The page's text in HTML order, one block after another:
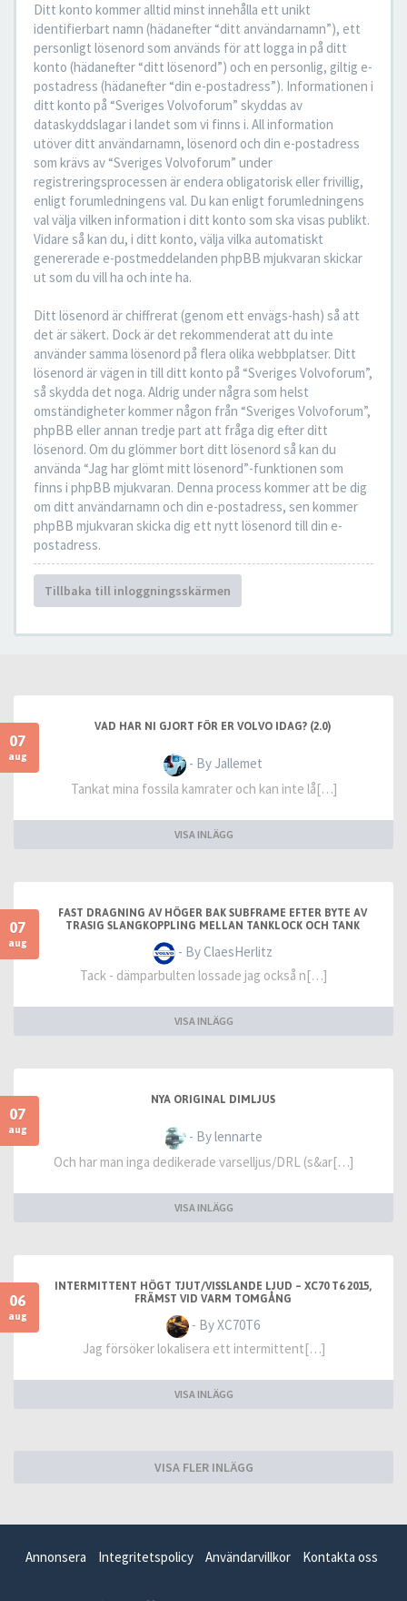
Ditt konto kommer alltid minst innehålla ett unikt
identifierbart namn (hädanefter “ditt användarnamn”), ett
personligt lösenord som används för att logga in på ditt
konto (hädanefter “ditt lösenord”) och en personlig, giltig e-
postadress (hädanefter “din e-postadress”). Informationen i
ditt konto på “Sveriges Volvoforum” skyddas av
dataskyddslagar i landet som vi finns i. All information
utöver ditt användarnamn, lösenord och din e-postadress
som krävs av “Sveriges Volvoforum” under
registreringsprocessen är endera obligatorisk eller frivillig,
enligt forumledningens val. Du kan enligt forumledningens
val välja vilken information i ditt konto som ska visas publikt.
Vidare så kan du, i ditt konto, välja vilka automatiskt
genererade e-postmeddelanden phpBB mjukvaran skickar
ut som du vill ha och inte ha.
Ditt lösenord är chiffrerat (genom ett envägs-hash) så att
det är säkert. Dock är det rekommenderat att du inte
använder samma lösenord på flera olika webbplatser. Ditt
lösenord är vägen in till ditt konto på “Sveriges Volvoforum”,
så skydda det noga. Aldrig under några som helst
omständigheter kommer någon från “Sveriges Volvoforum”,
phpBB eller annan tredje part att fråga dig efter ditt
lösenord. Om du glömmer bort ditt lösenord så kan du
använda “Jag har glömt mitt lösenord”-funktionen som
finns i phpBB mjukvaran. Denna process kommer att be dig
om ditt användarnamn och din e-postadress, sen kommer
phpBB mjukvaran skicka dig ett nytt lösenord till din e-
postadress.
Tillbaka till inloggningsskärmen
07
aug
VAD HAR NI GJORT FÖR ER VOLVO IDAG? (2.0)
- By Jallemet
Tankat mina fossila kamrater och kan inte lå[…]
VISA INLÄGG
07
aug
FAST DRAGNING AV HÖGER BAK SUBFRAME EFTER BYTE AV
TRASIG SLANGKOPPLING MELLAN TANKLOCK OCH TANK
- By ClaesHerlitz
Tack - dämparbulten lossade jag också n[…]
VISA INLÄGG
07
aug
NYA ORIGINAL DIMLJUS
- By lennarte
Och har man inga dedikerade varselljus/DRL (s&ar[…]
VISA INLÄGG
06
aug
INTERMITTENT HÖGT TJUT/VISSLANDE LJUD – XC70 T6 2015,
FRÄMST VID VARM TOMGÅNG
- By XC70T6
Jag försöker lokalisera ett intermittent[…]
VISA INLÄGG
VISA FLER INLÄGG
Annonsera Integritetspolicy Användarvillkor Kontakta oss